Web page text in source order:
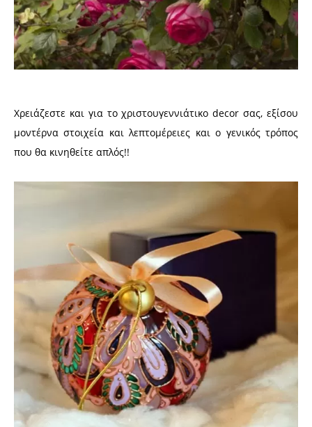
Χρειάζεστε και για το χριστουγεννιάτικο decor σας, εξίσου
μοντέρνα στοιχεία και λεπτομέρειες και ο γενικός τρόπος
που θα κινηθείτε απλός!!